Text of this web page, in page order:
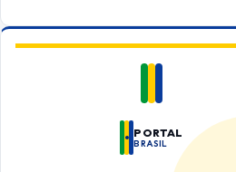
PORTAL
BRASIL